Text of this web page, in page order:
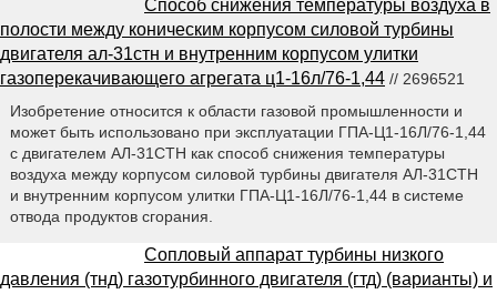
Способ снижения температуры воздуха в
полости между коническим корпусом силовой турбины
двигателя ал-31стн и внутренним корпусом улитки
газоперекачивающего агрегата ц1-16л/76-1,44 // 2696521
Изобретение относится к области газовой промышленности и
может быть использовано при эксплуатации ГПА-Ц1-16Л/76-1,44
с двигателем АЛ-31СТН как способ снижения температуры
воздуха между корпусом силовой турбины двигателя АЛ-31СТН
и внутренним корпусом улитки ГПА-Ц1-16Л/76-1,44 в системе
отвода продуктов сгорания.
Сопловый аппарат турбины низкого
давления (тнд) газотурбинного двигателя (гтд) (варианты) и